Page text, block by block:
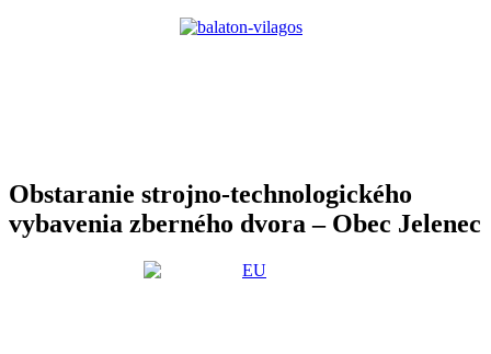
Obstaranie strojno-technologického
vybavenia zberného dvora – Obec Jelenec